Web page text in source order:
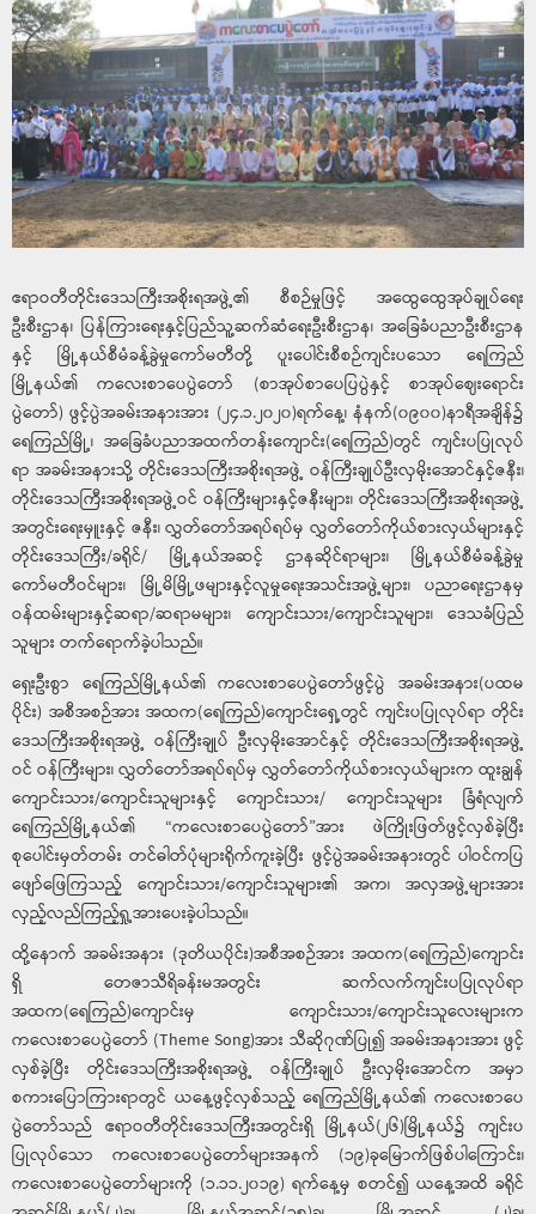
ဧရာဝတီတိုင်းဒေသကြီးအစိုးရအဖွဲ့၏ စီစဉ်မှုဖြင့် အထွေထွေအုပ်ချုပ်ရေး
ဦးစီးဌာန၊ ပြန်ကြားရေးနှင့်ပြည်သူ့ဆက်ဆံရေးဦးစီးဌာန၊ အခြေခံပညာဦးစီးဌာန
နှင့် မြို့နယ်စီမံခန့်ခွဲမှုကော်မတီတို့ ပူးပေါင်းစီစဉ်ကျင်းပသော ရေကြည်
မြို့နယ်၏ ကလေးစာပေပွဲတော် (စာအုပ်စာပေပြပွဲနှင့် စာအုပ်ဈေးရောင်း
ပွဲတော်) ဖွင့်ပွဲအခမ်းအနားအား (၂၄.၁.၂၀၂၀)ရက်နေ့၊ နံနက်(၀၉၀၀)နာရီအချိန်၌
ရေကြည်မြို့၊ အခြေခံပညာအထက်တန်းကျောင်း(ရေကြည်)တွင် ကျင်းပပြုလုပ်
ရာ အခမ်းအနားသို့ တိုင်းဒေသကြီးအစိုးရအဖွဲ့ ဝန်ကြီးချုပ်ဦးလှမိုးအောင်နှင့်ဇနီး၊
တိုင်းဒေသကြီးအစိုးရအဖွဲ့ဝင် ဝန်ကြီးများနှင့်ဇနီးများ၊ တိုင်းဒေသကြီးအစိုးရအဖွဲ့
အတွင်းရေးမှူးနှင့် ဇနီး၊ လွှတ်တော်အရပ်ရပ်မှ လွှတ်တော်ကိုယ်စားလှယ်များနှင့်
တိုင်းဒေသကြီး/ခရိုင်/ မြို့နယ်အဆင့် ဌာနဆိုင်ရာများ၊ မြို့နယ်စီမံခန့်ခွဲမှု
ကော်မတီဝင်များ၊ မြို့မိမြို့ဖများနှင့်လူမှုရေးအသင်းအဖွဲ့များ၊ ပညာရေးဌာနမှ
ဝန်ထမ်းများနှင့်ဆရာ/ဆရာမများ၊ ကျောင်းသား/ကျောင်းသူများ၊ ဒေသခံပြည်
သူများ တက်ရောက်ခဲ့ပါသည်။
ရှေးဦးစွာ ရေကြည်မြို့နယ်၏ ကလေးစာပေပွဲတော်ဖွင့်ပွဲ အခမ်းအနား(ပထမ
ပိုင်း) အစီအစဉ်အား အထက(ရေကြည်)ကျောင်းရှေ့တွင် ကျင်းပပြုလုပ်ရာ တိုင်း
ဒေသကြီးအစိုးရအဖွဲ့ ဝန်ကြီးချုပ် ဦးလှမိုးအောင်နှင့် တိုင်းဒေသကြီးအစိုးရအဖွဲ့
ဝင် ဝန်ကြီးများ၊ လွှတ်တော်အရပ်ရပ်မှ လွှတ်တော်ကိုယ်စားလှယ်များက ထူးချွန်
ကျောင်းသား/ကျောင်းသူများနှင့် ကျောင်းသား/ ကျောင်းသူများ ခြံရံလျက်
ရေကြည်မြို့နယ်၏ “ကလေးစာပေပွဲတော်”အား ဖဲကြိုးဖြတ်ဖွင့်လှစ်ခဲ့ပြီး
စုပေါင်းမှတ်တမ်း တင်ဓါတ်ပုံများရိုက်ကူးခဲ့ပြီး ဖွင့်ပွဲအခမ်းအနားတွင် ပါဝင်ကပြ
ဖျော်ဖြေကြသည့် ကျောင်းသား/ကျောင်းသူများ၏ အက၊ အလှအဖွဲ့များအား
လှည့်လည်ကြည့်ရှု့အားပေးခဲ့ပါသည်။
ထို့နောက် အခမ်းအနား (ဒုတိယပိုင်း)အစီအစဉ်အား အထက(ရေကြည်)ကျောင်း
ရှိ တေဇာသီရိခန်းမအတွင်း ဆက်လက်ကျင်းပပြုလုပ်ရာ
အထက(ရေကြည်)ကျောင်းမှ ကျောင်းသား/ကျောင်းသူလေးများက
ကလေးစာပေပွဲတော် (Theme Song)အား သီဆိုဂုဏ်ပြု၍ အခမ်းအနားအား ဖွင့်
လှစ်ခဲ့ပြီး တိုင်းဒေသကြီးအစိုးရအဖွဲ့ ဝန်ကြီးချုပ် ဦးလှမိုးအောင်က အမှာ
စကားပြောကြားရာတွင် ယနေ့ဖွင့်လှစ်သည့် ရေကြည်မြို့နယ်၏ ကလေးစာပေ
ပွဲတော်သည် ဧရာဝတီတိုင်းဒေသကြီးအတွင်းရှိ မြို့နယ်(၂၆)မြို့နယ်၌ ကျင်းပ
ပြုလုပ်သော ကလေးစာပေပွဲတော်များအနက် (၁၉)ခုမြောက်ဖြစ်ပါကြောင်း၊
ကလေးစာပေပွဲတော်များကို (၁.၁၁.၂၀၁၉) ရက်နေ့မှ စတင်၍ ယနေ့အထိ ခရိုင်